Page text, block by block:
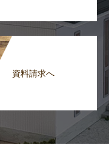
資料請求へ